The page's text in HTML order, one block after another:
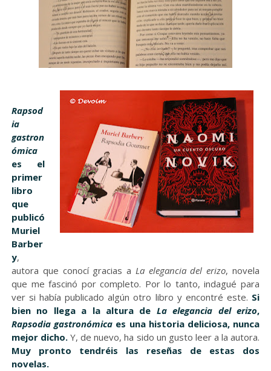
Rapsod
ia
gastron
ómica
es el
primer
libro
que
publicó
Muriel
Barber
y,
autora que conocí gracias a La elegancia del erizo, novela
que me fascinó por completo. Por lo tanto, indagué para
ver si había publicado algún otro libro y encontré este. Si
bien no llega a la altura de La elegancia del erizo,
Rapsodia gastronómica es una historia deliciosa, nunca
mejor dicho. Y, de nuevo, ha sido un gusto leer a la autora.
Muy pronto tendréis las reseñas de estas dos
novelas.